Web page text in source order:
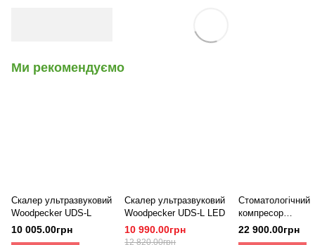
Ми рекомендуємо
Скалер ультразвуковий
Woodpecker UDS-L
10 005.00грн
Скалер ультразвуковий
Woodpecker UDS-L LED
10 990.00грн
12 820.00грн
Стоматологічний
компресор
безмасляний AC-
22 900.00грн